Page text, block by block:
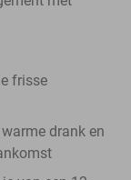
frisse
drank en